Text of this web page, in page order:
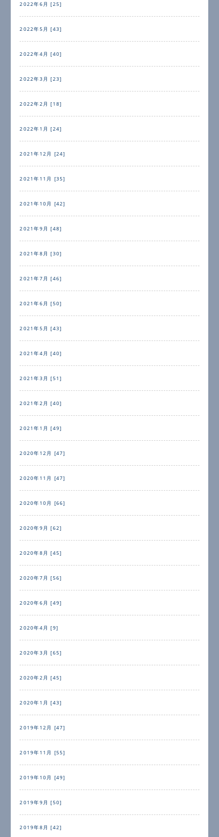
2022年6月 [25]
2022年5月 [43]
2022年4月 [40]
2022年3月 [23]
2022年2月 [18]
2022年1月 [24]
2021年12月 [24]
2021年11月 [35]
2021年10月 [42]
2021年9月 [48]
2021年8月 [30]
2021年7月 [46]
2021年6月 [50]
2021年5月 [43]
2021年4月 [40]
2021年3月 [51]
2021年2月 [40]
2021年1月 [49]
2020年12月 [47]
2020年11月 [47]
2020年10月 [66]
2020年9月 [62]
2020年8月 [45]
2020年7月 [56]
2020年6月 [49]
2020年4月 [9]
2020年3月 [65]
2020年2月 [45]
2020年1月 [43]
2019年12月 [47]
2019年11月 [55]
2019年10月 [49]
2019年9月 [50]
2019年8月 [42]